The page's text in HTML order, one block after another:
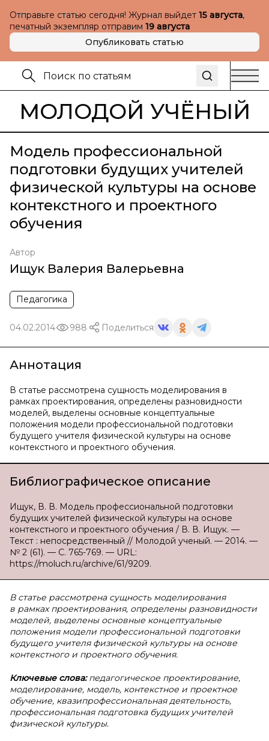
Отправьте статью сегодня! Журнал выйдет 15 августа,
печатный экземпляр отправим 19 августа
Опубликовать статью
МОЛОДОЙ УЧЁНЫЙ
Модель профессиональной
подготовки будущих учителей
физической культуры на основе
контекстного и проектного
обучения
Автор
Ищук Валерия Валерьевна
Педагогика
04.02.2014 988 Поделиться
Аннотация
В статье рассмотрена сущность моделирования в
рамках проектирования, определены разновидности
моделей, выделены основные концептуальные
положения модели профессиональной подготовки
будущего учителя физической культуры на основе
контекстного и проектного обучения.
Библиографическое описание
Ищук, В. В. Модель профессиональной подготовки
будущих учителей физической культуры на основе
контекстного и проектного обучения / В. В. Ищук. —
Текст : непосредственный // Молодой ученый. — 2014. —
№ 2 (61). — С. 765-769. — URL:
https://moluch.ru/archive/61/9209.
В статье рассмотрена сущность моделирования
в рамках проектирования, определены разновидности
моделей, выделены основные концептуальные
положения модели профессиональной подготовки
будущего учителя физической культуры на основе
контекстного и проектного обучения.
Ключевые слова: педагогическое проектирование,
моделирование, модель, контекстное и проектное
обучение, квазипрофессиональная деятельность,
профессиональная подготовка будущих учителей
физической культуры.